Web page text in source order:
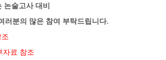
술고사 대비
러분의 많은 참여 부탁드립니다.
자료 참조